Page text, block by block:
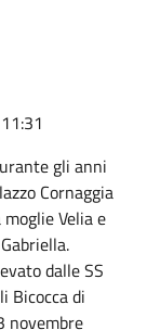
gli anni
Cornaggia
Velia e
dalle SS
Bicocca di
novembre